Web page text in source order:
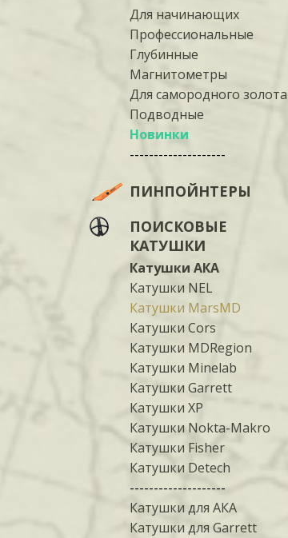
Для начинающих
Профессиональные
Глубинные
Магнитометры
Для самородного золота
Подводные
Новинки
--------------------
ПИНПОЙНТЕРЫ
ПОИСКОВЫЕ
КАТУШКИ
Катушки АКА
Катушки NEL
Катушки MarsMD
Катушки Cors
Катушки MDRegion
Катушки Minelab
Катушки Garrett
Катушки XP
Катушки Nokta-Makro
Катушки Fisher
Катушки Detech
--------------------
Катушки для АКА
Катушки для Garrett